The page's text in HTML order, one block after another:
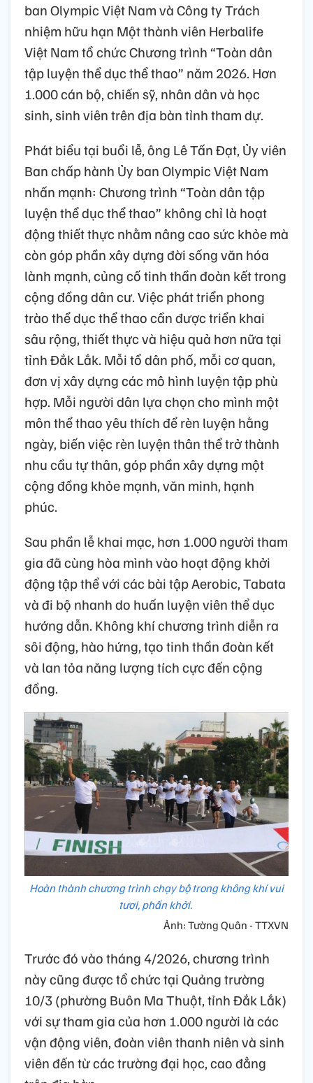
ban Olympic Việt Nam và Công ty Trách
nhiệm hữu hạn Một thành viên Herbalife
Việt Nam tổ chức Chương trình “Toàn dân
tập luyện thể dục thể thao” năm 2026. Hơn
1.000 cán bộ, chiến sỹ, nhân dân và học
sinh, sinh viên trên địa bàn tỉnh tham dự.
Phát biểu tại buổi lễ, ông Lê Tấn Đạt, Ủy viên
Ban chấp hành Ủy ban Olympic Việt Nam
nhấn mạnh: Chương trình “Toàn dân tập
luyện thể dục thể thao” không chỉ là hoạt
động thiết thực nhằm nâng cao sức khỏe mà
còn góp phần xây dựng đời sống văn hóa
lành mạnh, củng cố tinh thần đoàn kết trong
cộng đồng dân cư. Việc phát triển phong
trào thể dục thể thao cần được triển khai
sâu rộng, thiết thực và hiệu quả hơn nữa tại
tỉnh Đắk Lắk. Mỗi tổ dân phố, mỗi cơ quan,
đơn vị xây dựng các mô hình luyện tập phù
hợp. Mỗi người dân lựa chọn cho mình một
môn thể thao yêu thích để rèn luyện hằng
ngày, biến việc rèn luyện thân thể trở thành
nhu cầu tự thân, góp phần xây dựng một
cộng đồng khỏe mạnh, văn minh, hạnh
phúc.
Sau phần lễ khai mạc, hơn 1.000 người tham
gia đã cùng hòa mình vào hoạt động khởi
động tập thể với các bài tập Aerobic, Tabata
và đi bộ nhanh do huấn luyện viên thể dục
hướng dẫn. Không khí chương trình diễn ra
sôi động, hào hứng, tạo tinh thần đoàn kết
và lan tỏa năng lượng tích cực đến cộng
đồng.
Hoàn thành chương trình chạy bộ trong không khí vui
tươi, phấn khởi.
Ảnh: Tường Quân - TTXVN
Trước đó vào tháng 4/2026, chương trình
này cũng được tổ chức tại Quảng trường
10/3 (phường Buôn Ma Thuột, tỉnh Đắk Lắk)
với sự tham gia của hơn 1.000 người là các
vận động viên, đoàn viên thanh niên và sinh
viên đến từ các trường đại học, cao đẳng